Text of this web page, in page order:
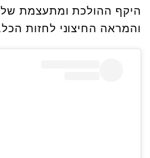
היקף ההולכת ומתעצמת של
והמראה החיצוני לחזות